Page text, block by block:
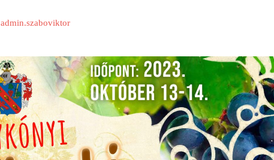
VÁLASZTÁSI INFORMÁCIÓK
FALUGONDNOKI SZOLGÁLAT
TEMETŐGONDNOKI SZOLGÁLAT
KÖZFOGLALKOZTATÁSOK
admin.szaboviktor